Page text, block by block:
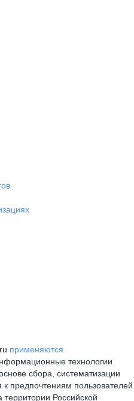
применяются
технологии
сбора, систематизации
предпочтениям пользователей
Российской